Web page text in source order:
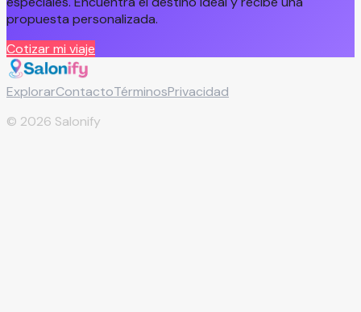
propuesta personalizada.
Cotizar mi viaje
ExplorarContactoTérminosPrivacidad
© 2026 Salonify